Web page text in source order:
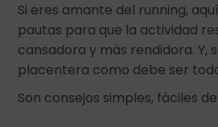
Si eres amante del running,
pautas para que la actividad
cansadora y más rendidora. Y,
placentera como debe ser
Son consejos simples, fáciles